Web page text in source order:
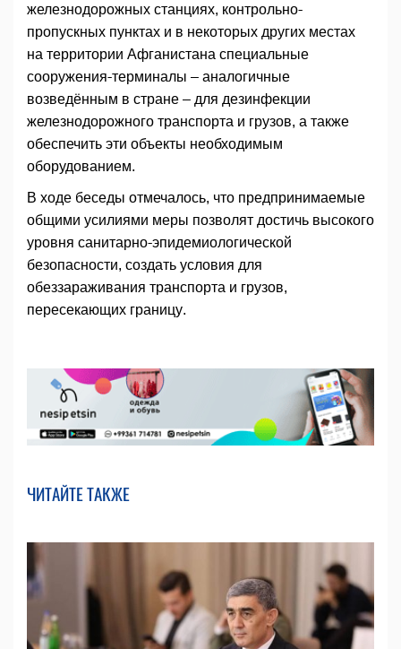
железнодорожных станциях, контрольно-
пропускных пунктах и в некоторых других местах
на территории Афганистана специальные
сооружения-терминалы – аналогичные
возведённым в стране – для дезинфекции
железнодорожного транспорта и грузов, а также
обеспечить эти объекты необходимым
оборудованием.
В ходе беседы отмечалось, что предпринимаемые
общими усилиями меры позволят достичь высокого
уровня санитарно-эпидемиологической
безопасности, создать условия для
обеззараживания транспорта и грузов,
пересекающих границу.
ЧИТАЙТЕ ТАКЖЕ